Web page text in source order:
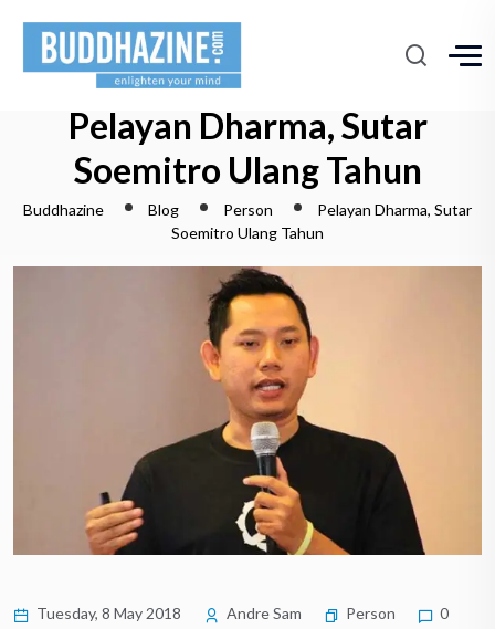
Pelayan Dharma, Sutar
Soemitro Ulang Tahun
Buddhazine Blog Person
Pelayan Dharma, Sutar
Soemitro Ulang Tahun
Tuesday, 8 May 2018 Andre Sam Person 0